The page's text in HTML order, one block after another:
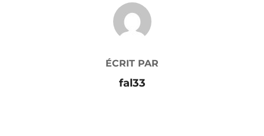
AUTEUR DE LA PUBLICATION
ÉCRIT PAR
fal33